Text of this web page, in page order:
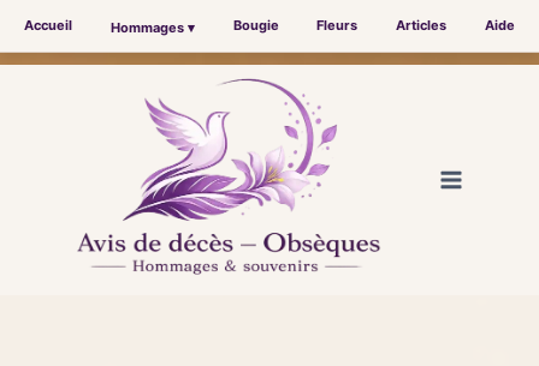
Accueil Hommages ▾ Bougie Fleurs Articles Aide